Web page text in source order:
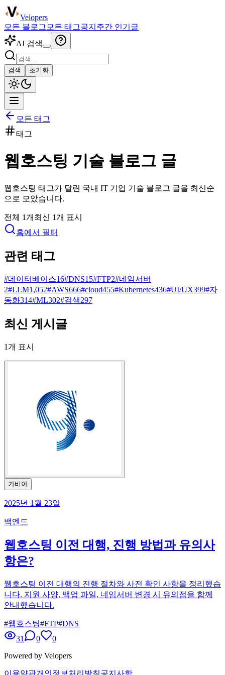
Velopers
모든 블로그 모든 태그공지 주간 인기글
AI 검색
검색 초기화
모든 태그
태그
웹호스팅 기술 블로그 글
웹호스팅 태그가 달린 국내 IT 기업 기술 블로그 글을 최신순
으로 모았습니다.
전체 1개 최신 1개 표시
홈에서 필터
관련 태그
#데이터베이스16#DNS15#FTP2#네임서버
2#LLM1,052#AWS666#cloud455#Kubernetes436#UI/UX399#자
동화314#ML302#검색297
최신 게시글
1개 표시
가비아
2025년 1월 23일
백엔드
웹호스팅 이전 대행, 진행 방법과 유의사
항은?
웹호스팅 이전 대행의 진행 절차와 사전 확인 사항을 정리했습
니다. 지원 사양, 백업 파일, 네임서버 변경 시 유의점을 함께
안내했습니다.
#웹호스팅#FTP#DNS
31
0
0
Powered by Velopers